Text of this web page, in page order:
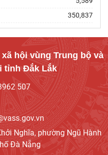
nghị Tập huấn nghiệp vụ
- Di sản và giá trị thời đại”
học xã hội Việt Nam tham
cứu, học tập, quán triệt và
350,837
hội vùng Trung bộ và
tỉnh Đắk Lắk
507
Nghĩa, phường Ngũ Hành
Đà Nẵng